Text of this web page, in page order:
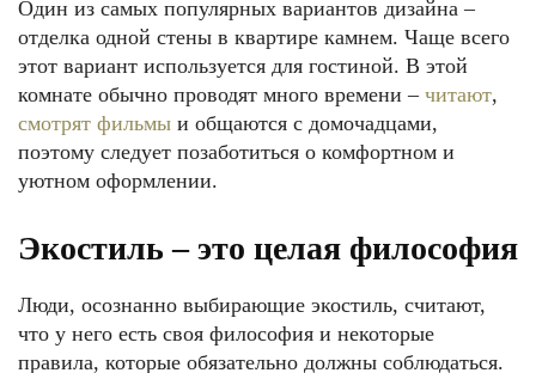
Один из самых популярных вариантов дизайна –
отделка одной стены в квартире камнем. Чаще всего
этот вариант используется для гостиной. В этой
комнате обычно проводят много времени – читают,
смотрят фильмы и общаются с домочадцами,
поэтому следует позаботиться о комфортном и
уютном оформлении.
Экостиль – это целая философия
Люди, осознанно выбирающие экостиль, считают,
что у него есть своя философия и некоторые
правила, которые обязательно должны соблюдаться.